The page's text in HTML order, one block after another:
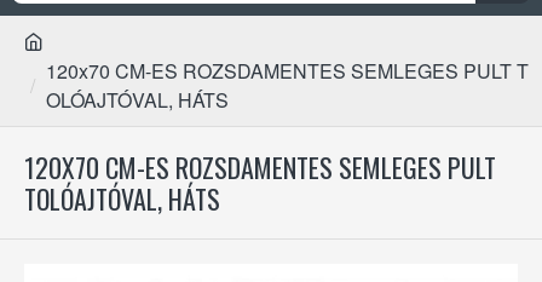
120x70 CM-ES ROZSDAMENTES SEMLEGES PULT T
OLÓAJTÓVAL, HÁTS
120X70 CM-ES ROZSDAMENTES SEMLEGES PULT
TOLÓAJTÓVAL, HÁTS